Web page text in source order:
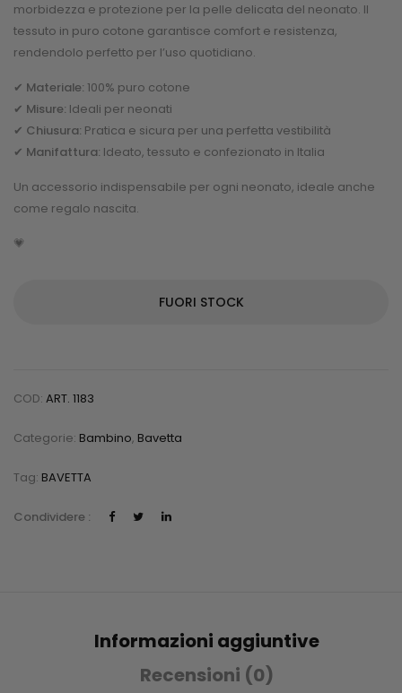
morbidezza e protezione per la pelle delicata del neonato. Il
tessuto in puro cotone garantisce comfort e resistenza,
rendendolo perfetto per l’uso quotidiano.
✔ Materiale: 100% puro cotone
✔ Misure: Ideali per neonati
✔ Chiusura: Pratica e sicura per una perfetta vestibilità
✔ Manifattura: Ideato, tessuto e confezionato in Italia
Un accessorio indispensabile per ogni neonato, ideale anche
come regalo nascita.
💗
FUORI STOCK
COD: ART. 1183
Categorie: Bambino, Bavetta
Tag: BAVETTA
Condividere :
Informazioni aggiuntive
Recensioni (0)